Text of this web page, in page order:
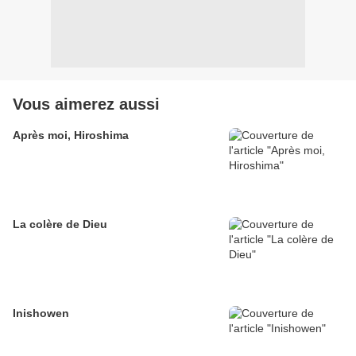
Vous aimerez aussi
Après moi, Hiroshima
La colère de Dieu
Inishowen